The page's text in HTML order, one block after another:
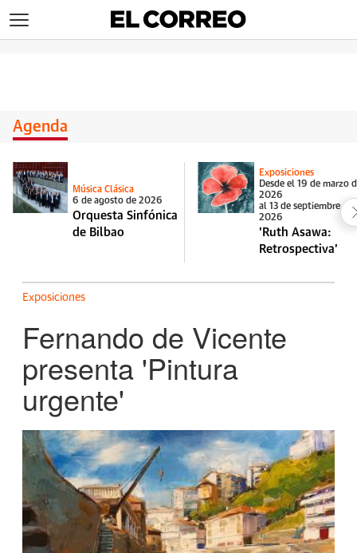
Agenda
Música Clásica
6 de agosto de 2026
Orquesta Sinfónica
de Bilbao
Exposiciones
Desde el 19 de marzo
2026
al 13 de septiembre de
2026
'Ruth Asawa:
Retrospectiva'
Exposiciones
Fernando de Vicente
presenta 'Pintura
urgente'